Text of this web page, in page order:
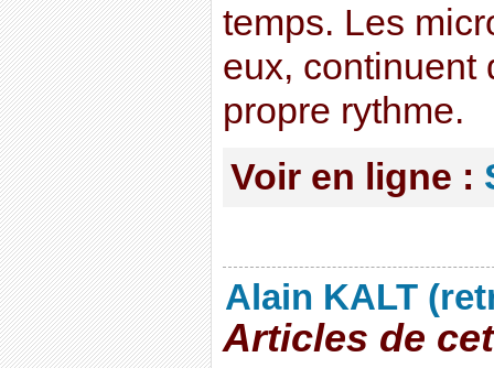
temps. Les
eux, continuent
propre rythme.
Voir en ligne :
Alain KALT
Articles de